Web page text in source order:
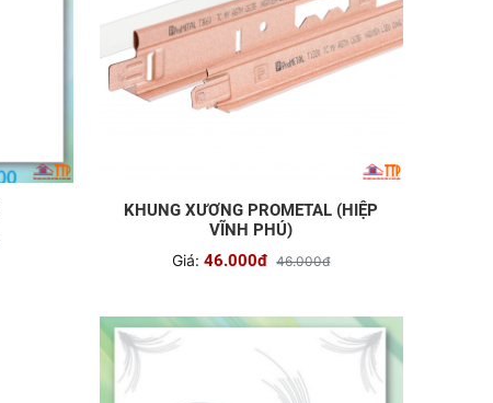
KHUNG XƯƠNG PROMETAL (HIỆP
VĨNH PHÚ)
Giá: 46.000đ 46.000đ